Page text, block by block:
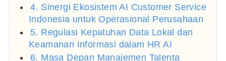
4. Sinergi Ekosistem AI Customer Service
Indonesia untuk Operasional Perusahaan
5. Regulasi Kepatuhan Data Lokal dan
Keamanan Informasi dalam HR AI
6. Masa Depan Manajemen Talenta